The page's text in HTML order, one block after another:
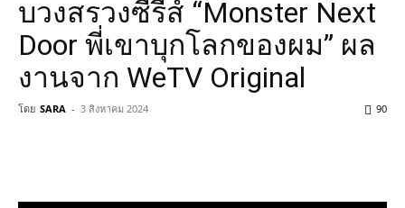
บวงสรวงซีรีส์ “Monster Next
Door พี่เขาบุกโลกของผม” ผล
งานจาก WeTV Original
โดย SARA - 3 สิงหาคม 2024 90